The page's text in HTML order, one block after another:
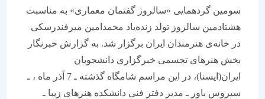
سومین گردهمایی «سالروز گفتمان معماری‌» به مناسبت
هشتادمین سالروز تولد زنده‌یاد محمدامین میرفندرسكی
در خانه‌ی هنرمندان ایران برگزار شد. به گزارش خبرنگار
بخش هنرهای تجسمی خبرگزاری دانشجویان
ایران(ایسنا)، در این مراسم شامگاه گذشته ـ 7 آذر ماه ، ـ
سیروس باور ـ مدیر دفتر فنی دانشكده هنرهای زیبا ـ